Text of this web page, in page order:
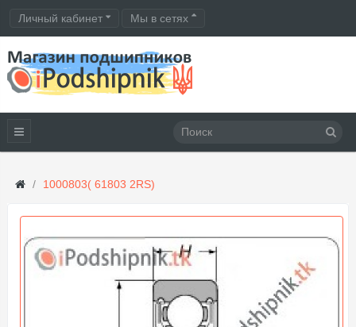
Личный кабинет Мы в сетях
1000803( 61803 2RS)